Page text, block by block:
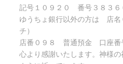
記号１０９２０ 番号３８３６
ゆうちょ銀行以外の方は 店名
チ）
店番０９８ 普通預金 口座番
心より感謝いたします。神様